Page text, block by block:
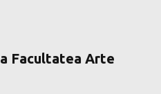
Facultatea Arte